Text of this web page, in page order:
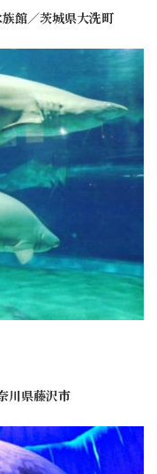
館／茨城県大洗町
川県藤沢市